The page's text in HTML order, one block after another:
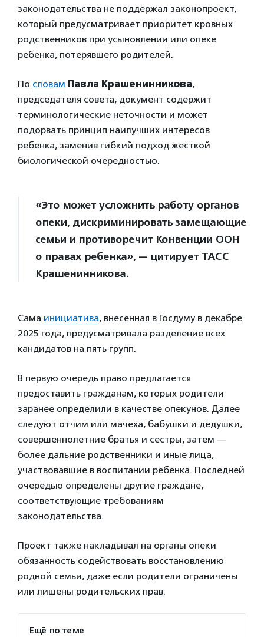
законодательства не поддержал законопроект,
который предусматривает приоритет кровных
родственников при усыновлении или опеке
ребенка, потерявшего родителей.
По словам Павла Крашенинникова,
председателя совета, документ содержит
терминологические неточности и может
подорвать принцип наилучших интересов
ребенка, заменив гибкий подход жесткой
биологической очередностью.
«Это может усложнить работу органов
опеки, дискриминировать замещающие
семьи и противоречит Конвенции ООН
о правах ребенка», — цитирует ТАСС
Крашенинникова.
Сама инициатива, внесенная в Госдуму в декабре
2025 года, предусматривала разделение всех
кандидатов на пять групп.
В первую очередь право предлагается
предоставить гражданам, которых родители
заранее определили в качестве опекунов. Далее
следуют отчим или мачеха, бабушки и дедушки,
совершеннолетние братья и сестры, затем —
более дальние родственники и иные лица,
участвовавшие в воспитании ребенка. Последней
очередью определены другие граждане,
соответствующие требованиям
законодательства.
Проект также накладывал на органы опеки
обязанность содействовать восстановлению
родной семьи, даже если родители ограничены
или лишены родительских прав.
Ещё по теме